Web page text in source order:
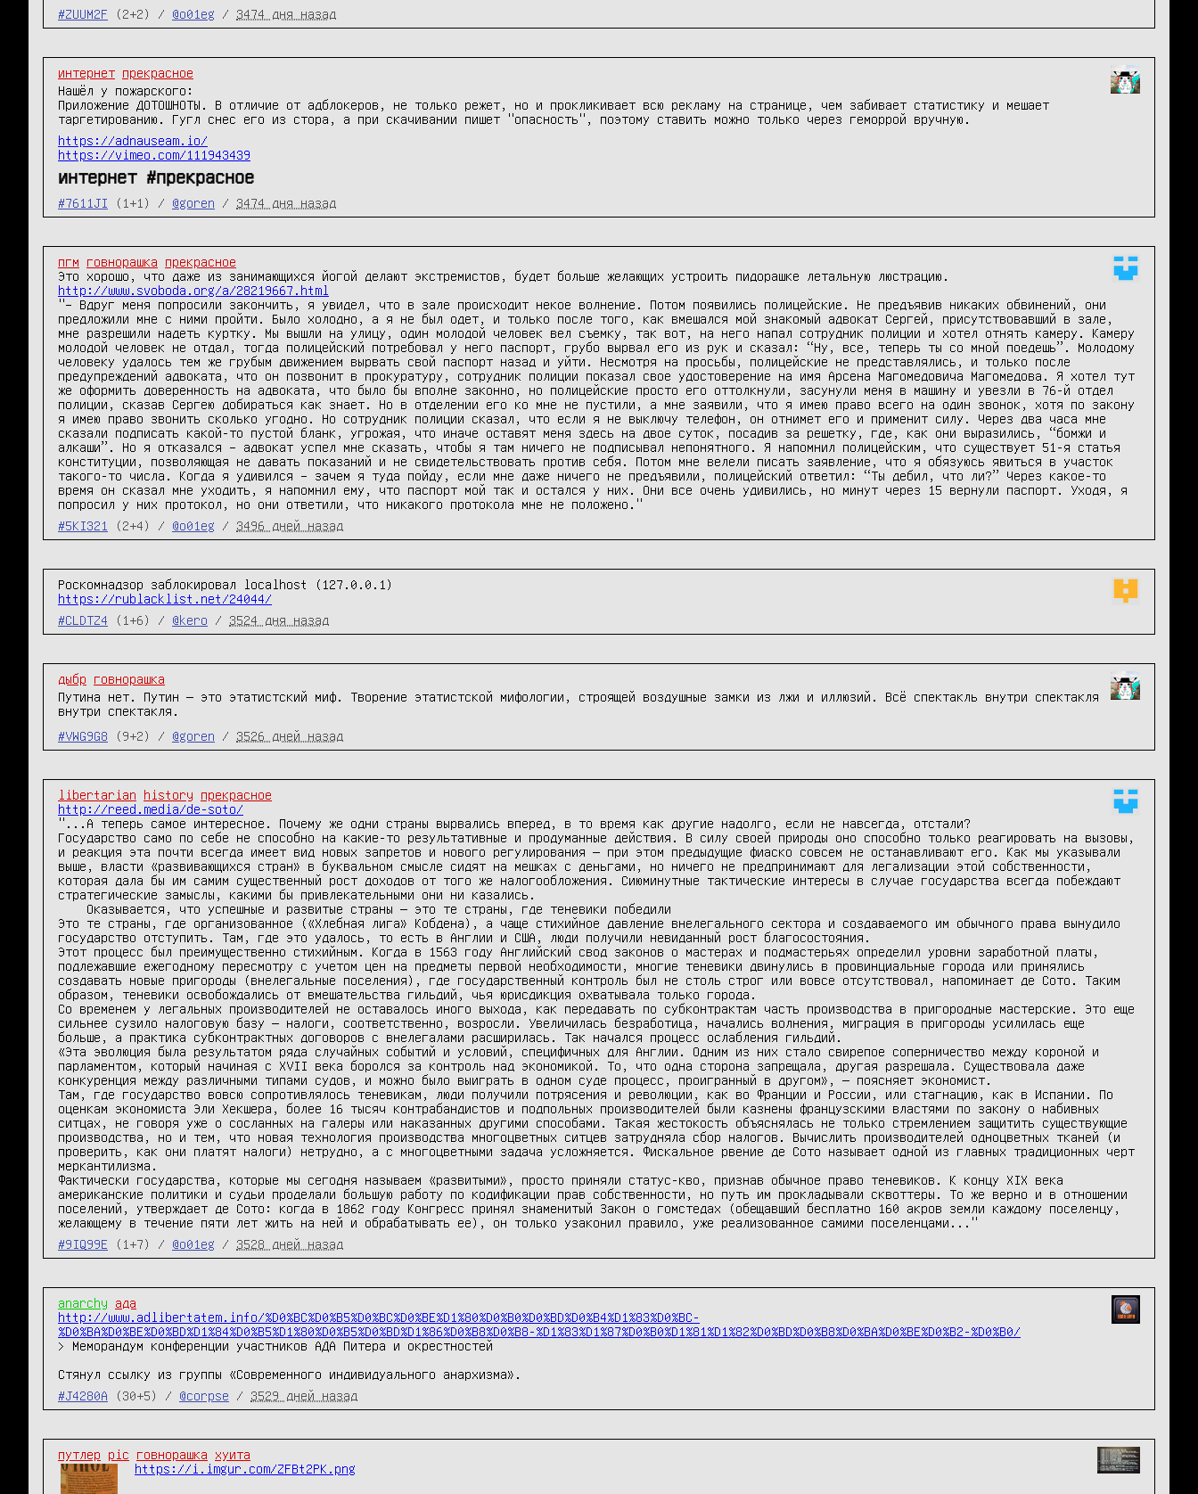
#ZUUM2F
(2+2) / @o01eg / 3474 дня назад
интернет прекрасное
Нашёл у пожарского:
Приложение ДОТОШНОТЫ. В отличие от адблокеров, не только режет, но и прокликивает всю рекламу на странице, чем забивает статистику и мешает
таргетированию. Гугл снес его из стора, а при скачивании пишет "опасность", поэтому ставить можно только через геморрой вручную.
https://adnauseam.io/
https://vimeo.com/111943439
интернет #прекрасное
#7611JI (1+1) / @goren / 3474 дня назад
пгм говнорашка
прекрасное
http://www.svoboda.org/a/28219667.html
"– Вдруг меня попросили закончить, я увидел, что в зале происходит некое волнение. Потом появились полицейские. Не предъявив никаких обвинений, они
предложили мне с ними пройти. Было холодно, а я не был одет, и только после того, как вмешался мой знакомый адвокат Сергей, присутствовавший в зале,
мне разрешили надеть куртку. Мы вышли на улицу, один молодой человек вел съемку, так вот, на него напал сотрудник полиции и хотел отнять камеру. Камеру
молодой человек не отдал, тогда полицейский потребовал у него паспорт, грубо вырвал его из рук и сказал: “Ну, все, теперь ты со мной поедешь”. Молодому
человеку удалось тем же грубым движением вырвать свой паспорт назад и уйти. Несмотря на просьбы, полицейские не представлялись, и только после
предупреждений адвоката, что он позвонит в прокуратуру, сотрудник полиции показал свое удостоверение на имя Арсена Магомедовича Магомедова. Я хотел тут
же оформить доверенность на адвоката, что было бы вполне законно, но полицейские просто его оттолкнули, засунули меня в машину и увезли в 76-й отдел
полиции, сказав Сергею добираться как знает. Но в отделении его ко мне не пустили, а мне заявили, что я имею право всего на один звонок, хотя по закону
я имею право звонить сколько угодно. Но сотрудник полиции сказал, что если я не выключу телефон, он отнимет его и применит силу. Через два часа мне
сказали подписать какой-то пустой бланк, угрожая, что иначе оставят меня здесь на двое суток, посадив за решетку, где, как они выразились, “бомжи и
алкаши”. Но я отказался – адвокат успел мне сказать, чтобы я там ничего не подписывал непонятного. Я напомнил полицейским, что существует 51-я статья
конституции, позволяющая не давать показаний и не свидетельствовать против себя. Потом мне велели писать заявление, что я обязуюсь явиться в участок
такого-то числа. Когда я удивился – зачем я туда пойду, если мне даже ничего не предъявили, полицейский ответил: “Ты дебил, что ли?” Через какое-то
время он сказал мне уходить, я напомнил ему, что паспорт мой так и остался у них. Они все очень удивились, но минут через 15 вернули паспорт. Уходя, я
попросил у них протокол, но они ответили, что никакого протокола мне не положено."
#5KI321
(2+4) / @o01eg / 3496 дней назад
https://rublacklist.net/24044/
#CLDTZ4
(1+6) / @kero / 3524 дня назад
дыбр
говнорашка
Путина нет. Путин — это этатистский миф. Творение этатистской мифологии, строящей воздушные замки из лжи и иллюзий. Всё спектакль внутри спектакля
внутри спектакля.
#VWG9G8
(9+2) / @goren / 3526 дней назад
libertarian history
прекрасное
http://reed.media/de-soto/
"...А теперь самое интересное. Почему же одни страны вырвались вперед, в то время как другие надолго, если не навсегда, отстали?
Государство само по себе не способно на какие-то результативные и продуманные действия. В силу своей природы оно способно только реагировать на вызовы,
и реакция эта почти всегда имеет вид новых запретов и нового регулирования — при этом предыдущие фиаско совсем не останавливают его. Как мы указывали
выше, власти «развивающихся стран» в буквальном смысле сидят на мешках с деньгами, но ничего не предпринимают для легализации этой собственности,
которая дала бы им самим существенный рост доходов от того же налогообложения. Сиюминутные тактические интересы в случае государства всегда побеждают
стратегические замыслы, какими бы привлекательными они ни казались.
Это те страны, где организованное («Хлебная лига» Кобдена), а чаще стихийное давление внелегального сектора и создаваемого им обычного права вынудило
государство отступить. Там, где это удалось, то есть в Англии и США, люди получили невиданный рост благосостояния.
Этот процесс был преимущественно стихийным. Когда в 1563 году Английский свод законов о мастерах и подмастерьях определил уровни заработной платы,
подлежавшие ежегодному пересмотру с учетом цен на предметы первой необходимости, многие теневики двинулись в провинциальные города или принялись
создавать новые пригороды (внелегальные поселения), где государственный контроль был не столь строг или вовсе отсутствовал, напоминает де Сото. Таким
образом, теневики освобождались от вмешательства гильдий, чья юрисдикция охватывала только города.
Со временем у легальных производителей не оставалось иного выхода, как передавать по субконтрактам часть производства в пригородные мастерские. Это еще
сильнее сузило налоговую базу — налоги, соответственно, возросли. Увеличилась безработица, начались волнения, миграция в пригороды усилилась еще
больше, а практика субконтрактных договоров с внелегалами расширилась. Так начался процесс ослабления гильдий.
«Эта эволюция была результатом ряда случайных событий и условий, специфичных для Англии. Одним из них стало свирепое соперничество между короной и
парламентом, который начиная с XVII века боролся за контроль над экономикой. То, что одна сторона запрещала, другая разрешала. Существовала даже
конкуренция между различными типами судов, и можно было выиграть в одном суде процесс, проигранный в другом», — поясняет экономист.
Там, где государство вовсю сопротивлялось теневикам, люди получили потрясения и революции, как во Франции и России, или стагнацию, как в Испании. По
оценкам экономиста Эли Хекшера, более 16 тысяч контрабандистов и подпольных производителей были казнены французскими властями по закону о набивных
ситцах, не говоря уже о сосланных на галеры или наказанных другими способами. Такая жестокость объяснялась не только стремлением защитить существующие
производства, но и тем, что новая технология производства многоцветных ситцев затрудняла сбор налогов. Вычислить производителей одноцветных тканей (и
проверить, как они платят налоги) нетрудно, а с многоцветными задача усложняется. Фискальное рвение де Сото называет одной из главных традиционных черт
меркантилизма.
Фактически государства, которые мы сегодня называем «развитыми», просто приняли статус-кво, признав обычное право теневиков. К концу XIX века
американские политики и судьи проделали большую работу по кодификации прав собственности, но путь им прокладывали сквоттеры. То же верно и в отношении
поселений, утверждает де Сото: когда в 1862 году Конгресс принял знаменитый Закон о гомстедах (обещавший бесплатно 160 акров земли каждому поселенцу,
желающему в течение пяти лет жить на ней и обрабатывать ее), он только узаконил правило, уже реализованное самими поселенцами..."
#9IQ99E
(1+7) / @o01eg / 3528 дней назад
anarchy
ада
http://www.adlibertatem.info/%D0%BC%D0%B5%D0%BC%D0%BE%D1%80%D0%B0%D0%BD%D0%B4%D1%83%D0%BC-
%D0%BA%D0%BE%D0%BD%D1%84%D0%B5%D1%80%D0%B5%D0%BD%D1%86%D0%B8%D0%B8-%D1%83%D1%87%D0%B0%D1%81%D1%82%D0%BD%D0%B8%D0%BA%D0%BE%D0%B2-%D0%B0/
> Меморандум конференции участников АДА Питера и окрестностей
Стянул ссылку из группы «Современного индивидуального анархизма».
#J4280A
(30+5) / @corpse / 3529 дней назад
путлер pic говнорашка
хуита
https://i.imgur.com/ZFBt2PK.png